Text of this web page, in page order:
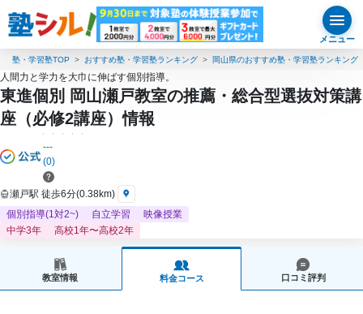
メニュー
塾・学習塾TOP おすすめ塾・学習塾ランキング 岡山県のおすすめ塾・学習塾ランキング
人間力と学力を大巾に伸ばす個別指導。
東進個別 岡山瀬戸教室の推薦・総合型選抜対策講
座（必修2講座）情報
---
(0)
瀬戸駅 徒歩6分(0.38km)
個別指導(1対2~)
自立学習
映像授業
中学3年
高校1年〜高校2年
教室情報 料金コース 口コミ評判